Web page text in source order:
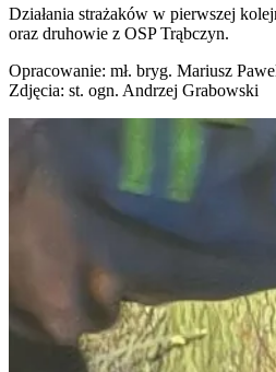
Działania strażaków w pierwszej
oraz druhowie z OSP Trąbczyn.
Opracowanie: mł. bryg. Mariusz
Zdjęcia: st. ogn. Andrzej Grabowski